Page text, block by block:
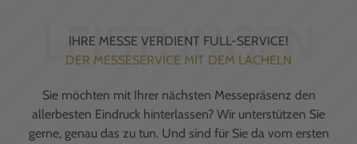
IHRE MESSE VERDIENT FULL-SERVICE!
DER MESSESERVICE MIT DEM LÄCHELN
Sie möchten mit Ihrer nächsten Messepräsenz den
allerbesten Eindruck hinterlassen? Wir unterstützen Sie
gerne, genau das zu tun. Und sind für Sie da vom ersten